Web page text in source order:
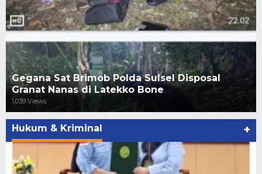
Gegana Sat Brimob Polda Sulsel Disposal
Granat Nanas di Latekko Bone
1,039 Views
Hukum & Kriminal +